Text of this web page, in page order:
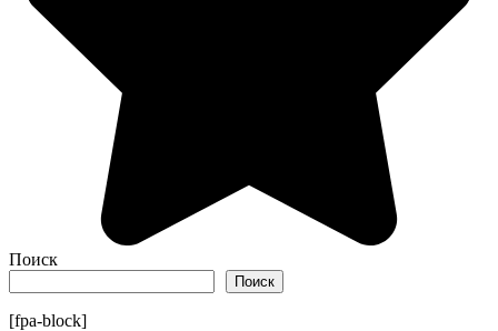
Поиск
Поиск
[fpa-block]